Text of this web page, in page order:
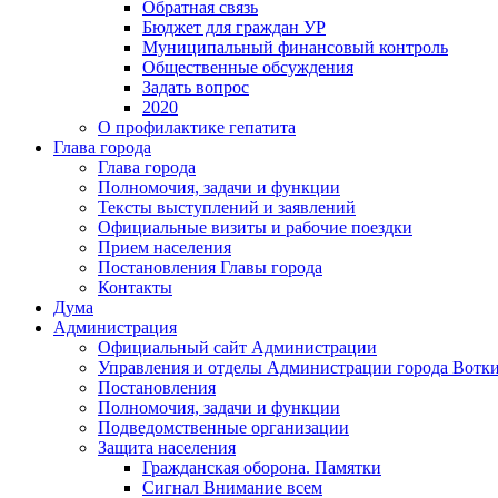
Обратная связь
Бюджет для граждан УР
Муниципальный финансовый контроль
Общественные обсуждения
Задать вопрос
2020
О профилактике гепатита
Глава города
Глава города
Полномочия, задачи и функции
Тексты выступлений и заявлений
Официальные визиты и рабочие поездки
Прием населения
Постановления Главы города
Контакты
Дума
Администрация
Официальный сайт Администрации
Управления и отделы Администрации города
Постановления
Полномочия, задачи и функции
Подведомственные организации
Защита населения
Гражданская оборона. Памятки
Сигнал Внимание всем